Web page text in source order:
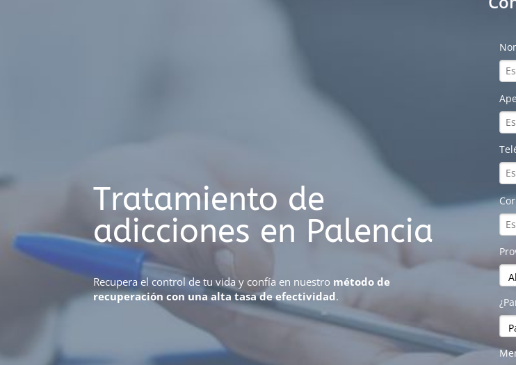
Tratamiento de
adicciones en Palencia
Recupera el control de tu vida y confía en nuestro método de
recuperación con una alta tasa de efectividad.